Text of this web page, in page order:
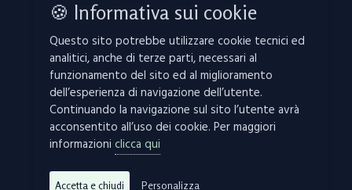
In caso di decesso
Invia fiori
Necrologi
Contatti
Manifesti funebri
Mappa del sito
Links
Privacy Policy
🍪 Informativa sui cookie
Questo sito potrebbe utilizzare cookie tecnici ed
analitici, anche di terze parti, necessari al
funzionamento del sito ed al miglioramento
dell’esperienza di navigazione dell’utente.
Continuando la navigazione sul sito l’utente avrà
acconsentito all’uso dei cookie. Per maggiori
informazioni clicca qui
Accetta e chiudi Personalizza